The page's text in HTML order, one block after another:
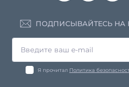
ПОДПИСЫВАЙТЕСЬ НА
Я прочитал Политика